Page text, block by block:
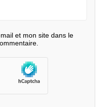
et mon site dans le